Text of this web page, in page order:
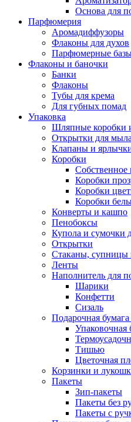
Основа для
Парфюмерия
Аромадиффузоры
Флаконы для духов
Парфюмерные
Флаконы и баночки
Банки
Флаконы
Тубы для крема
Для губных помад
Упаковка
Шляпные коробки
Открытки для мыла
Клапаны и
Коробки
Собственное
Коробки
Коробки
Коробки
Конверты и кашпо
Пенобоксы
Купола и сумочки
Открытки
Стаканы, супницы
Ленты
Наполнитель для
Шарики
Конфетти
Сизаль
Подарочная
Упаковочная
Тишью
Цветочная
Корзинки и
Пакеты
Зип-пакеты
Пакеты без
Пакеты с